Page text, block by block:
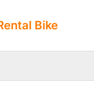
Bike